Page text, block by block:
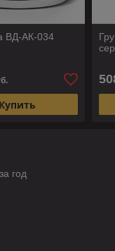
ВД-АК-034
Купить
год